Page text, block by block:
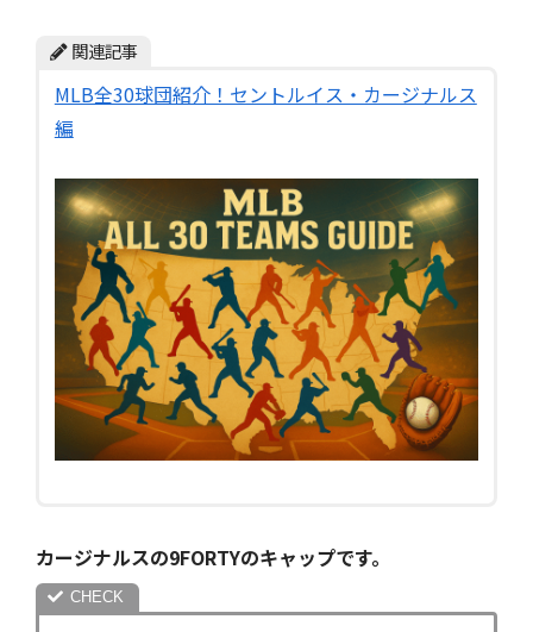
関連記事
MLB全30球団紹介！セントルイス・カージナルス
編
カージナルスの9FORTYのキャップです。